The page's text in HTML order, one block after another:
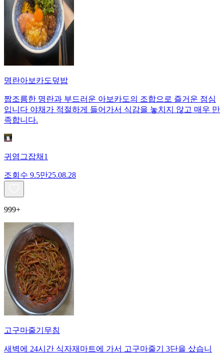
명란아보카도덮밥
짭조름한 명란과 부드러운 아보카도의 조합으로 즐거운 점심
입니다 야채가 적절하게 들어가서 식감을 놓치지 않고 매우 만
족합니다.
귀염그잡채1
조회수 9.5만25.08.28
999+
고구마줄기무침
새벽에 24시간 식자재마트에 가서 고구마줄기 3단을 샀습니